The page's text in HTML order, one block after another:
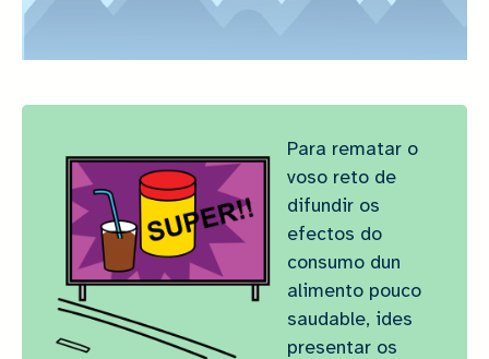
Para rematar o
voso reto de
difundir os
efectos do
consumo dun
alimento pouco
saudable, ides
presentar os